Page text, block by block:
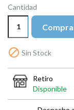
Cantidad
 Sin Stock
Retiro
Disponible